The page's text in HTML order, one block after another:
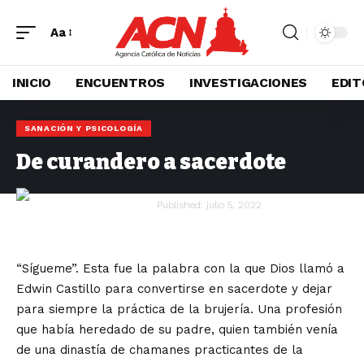
Aa
INICIO ENCUENTROS INVESTIGACIONES
SANACIÓN Y PSICOLOGÍA
De curandero a sacerdote
Published: julio 5, 2022
“Sígueme”. Esta fue la palabra con la que Dios llamó a
Edwin Castillo para convertirse en sacerdote y dejar
para siempre la práctica de la brujería. Una profesión
que había heredado de su padre, quien también venía
de una dinastía de chamanes practicantes de la